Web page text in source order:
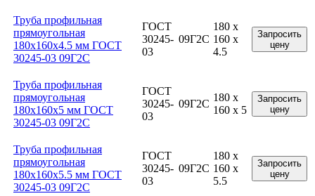
Труба профильная
прямоугольная
180x160x4.5 мм ГОСТ
30245-03 09Г2С
ГОСТ
30245-
03
09Г2С
180 x
160 x
4.5
Запросить
цену
Труба профильная
прямоугольная
180x160x5 мм ГОСТ
30245-03 09Г2С
ГОСТ
30245-
03
09Г2С
180 x
160 x 5
Запросить
цену
Труба профильная
прямоугольная
180x160x5.5 мм ГОСТ
30245-03 09Г2С
ГОСТ
30245-
03
09Г2С
180 x
160 x
5.5
Запросить
цену